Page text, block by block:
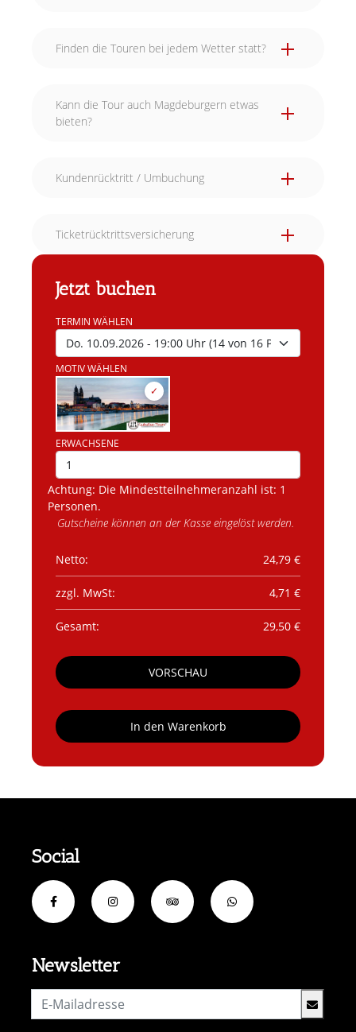
Finden die Touren bei jedem Wetter statt?
Kann die Tour auch Magdeburgern etwas
bieten?
Kundenrücktritt / Umbuchung
bis 15 Tage vor Veranstaltungsbeginn
kostenfrei
% des Vertragsgesamtpreises
ab dem 6. Tag vor Veranstaltungsbeginn
und bei Nichterscheinen:100 % des
Ticketrücktrittsversicherung
Jetzt buchen
TERMIN WÄHLEN
MOTIV WÄHLEN
ERWACHSENE
Achtung: Die Mindestteilnehmeranzahl ist: 1
Personen.
Gutscheine können an der Kasse eingelöst werden.
Netto: 24,79 €
zzgl. MwSt: 4,71 €
Gesamt: 29,50 €
VORSCHAU
In den Warenkorb
Newsletter
Social